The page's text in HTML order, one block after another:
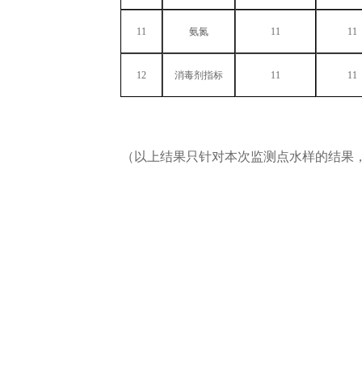
11 氨氮 11 11
12 消毒剂指标 11 11
（以上结果只针对本次监测点水样的结